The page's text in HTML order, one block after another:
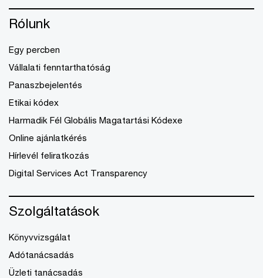
Rólunk
Egy percben
Vállalati fenntarthatóság
Panaszbejelentés
Etikai kódex
Harmadik Fél Globális Magatartási Kódexe
Online ajánlatkérés
Hírlevél feliratkozás
Digital Services Act Transparency
Szolgáltatások
Könyvvizsgálat
Adótanácsadás
Üzleti tanácsadás